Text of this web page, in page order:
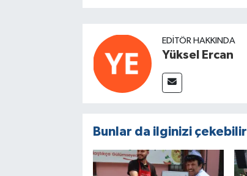
EDITÖR HAKKINDA
Yüksel Ercan
Bunlar da ilginizi çekebilir